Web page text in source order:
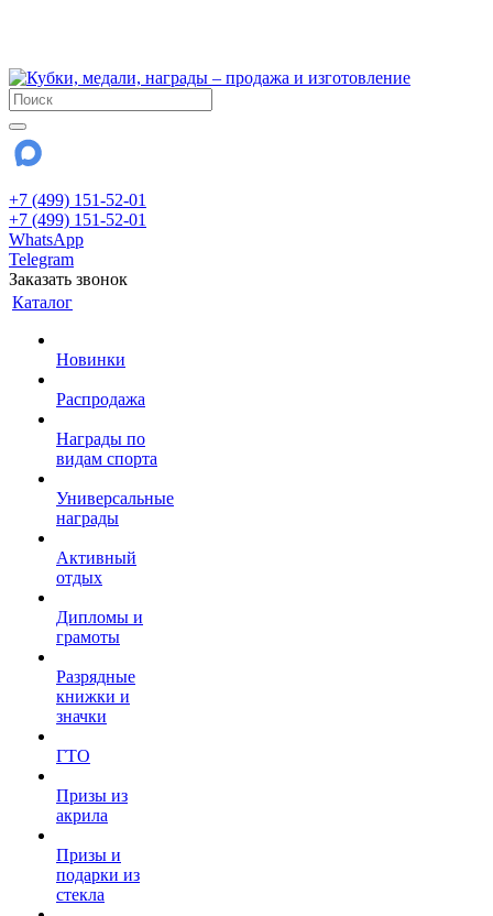
+7 (499) 151-52-01
+7 (499) 151-52-01
WhatsApp
Telegram
Заказать звонок
Каталог
Новинки
Распродажа
Награды по
видам спорта
Универсальные
награды
Активный
отдых
Дипломы и
грамоты
Разрядные
книжки и
значки
ГТО
Призы из
акрила
Призы и
подарки из
стекла